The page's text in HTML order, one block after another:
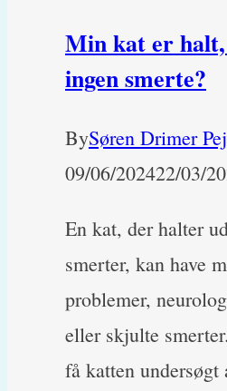
tørfoder
Min kat er
ingen smerte?
BySøren Drimer
09/06/202422/03/
En kat, der halter
smerter, kan have
problemer,
eller skjulte
få katten